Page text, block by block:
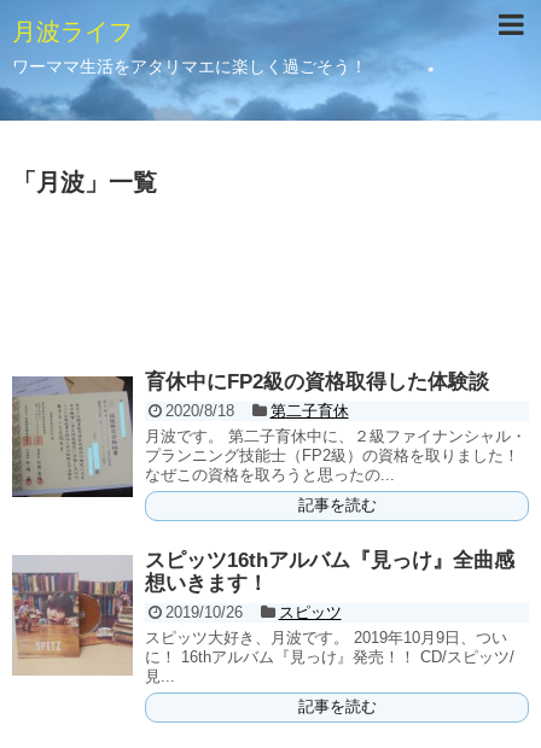
月波ライフ
ワーママ生活をアタリマエに楽しく過ごそう！
「 月波 」 一覧
育休中にFP2級の資格取得した体験談
2020/8/18
第二子育休
月波です。 第二子育休中に、２級ファイナンシャル・
プランニング技能士（FP2級）の資格を取りました！
なぜこの資格を取ろうと思ったの...
記事を読む
スピッツ16thアルバム『見っけ』全曲感
想いきます！
2019/10/26
スピッツ
スピッツ大好き、月波です。 2019年10月9日、つい
に！ 16thアルバム『見っけ』発売！！ CD/スピッツ/
見...
記事を読む